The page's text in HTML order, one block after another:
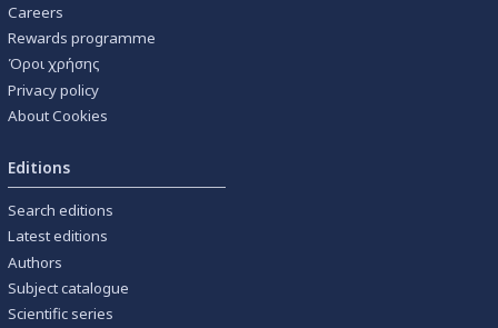
Careers
Rewards programme
Όροι χρήσης
Privacy policy
About Cookies
Editions
Search editions
Latest editions
Authors
Subject catalogue
Scientific series